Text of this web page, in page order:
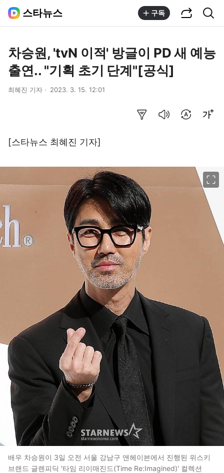
스타뉴스 구독
차승원, 'tvN 이적' 방글이 PD 새 예능
출연.. "기획 초기 단계"[공식]
최혜진 기자 2023. 3. 15. 12:01
[스타뉴스 최혜진 기자]
배우 차승원이 3일 오전 서울 강남구 앤헤이븐에서 진행된 위스키
브랜드 글렌피딕 '타임 리이매진드(Time Re:Imagined)' 컬렉션